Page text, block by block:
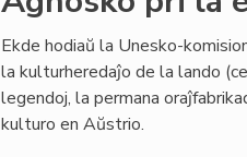
Ekde hodiaŭ la Unesko-
la kulturheredaĵo de la lando
legendoj, la permana
kulturo en Aŭstrio.